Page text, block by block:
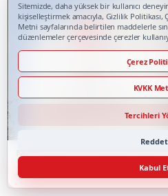
Sitemizde, daha yüksek bir kullanıcı
kişiselleştirmek amacıyla, Gizlilik Politikası,
Metni sayfalarında belirtilen maddelerle
düzenlemeler çerçevesinde çerezler
Çerez
KVKK
Tercihleri
Reddet
Kabul